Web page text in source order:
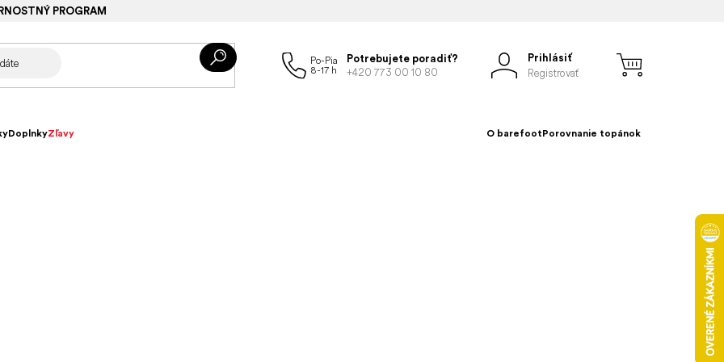
PROGRAM
Potrebujete poradiť?
+420 773 00 10 80
Prihlásiť
Registrovať
DoplnkyZľavy O barefootPorovnanie topánok